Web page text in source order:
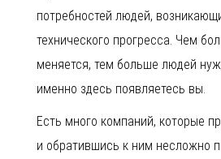
потребностей людей,
технического прогресса. Чем
меняется, тем больше людей
именно здесь появляетесь вы.
Есть много компаний, которые
и обратившись к ним несложно